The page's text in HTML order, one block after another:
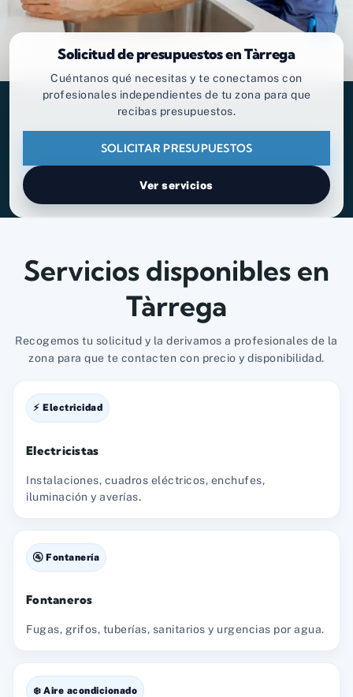
Solicitud de presupuestos en Tàrrega
Cuéntanos qué necesitas y te conectamos con
profesionales independientes de tu zona para que
recibas presupuestos.
SOLICITAR PRESUPUESTOS
Ver servicios
Servicios disponibles en
Tàrrega
Recogemos tu solicitud y la derivamos a profesionales de la
zona para que te contacten con precio y disponibilidad.
⚡ Electricidad
Electricistas
Instalaciones, cuadros eléctricos, enchufes,
iluminación y averías.
🚰 Fontanería
Fontaneros
Fugas, grifos, tuberías, sanitarios y urgencias por agua.
❄️ Aire acondicionado